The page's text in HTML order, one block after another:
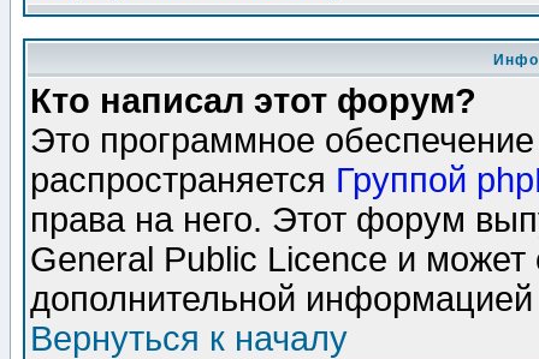
Кто написал этот форум?
Это программное
распространяется Группой
права на него. Этот форум
General Public Licence и может
дополнительной
Вернуться к началу